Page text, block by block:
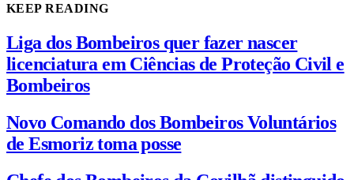
KEEP READING
Liga dos Bombeiros quer fazer nascer
licenciatura em Ciências de Proteção Civil e
Bombeiros
Novo Comando dos Bombeiros Voluntários
de Esmoriz toma posse